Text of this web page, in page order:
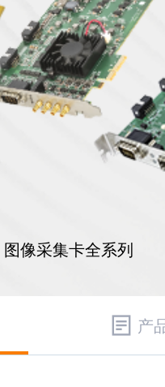
图像采集卡全系列
产